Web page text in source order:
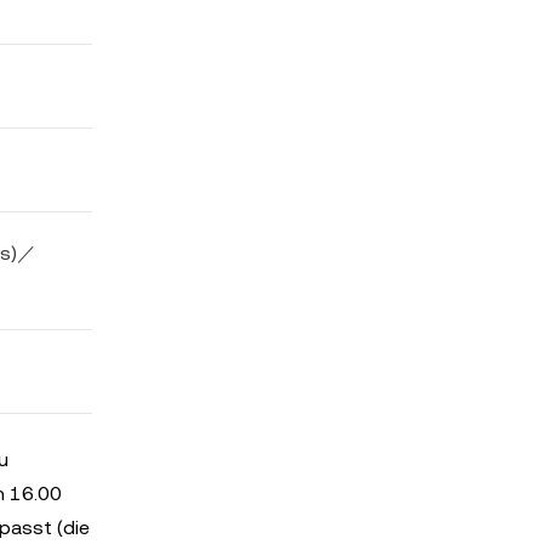
／
16.00
(die